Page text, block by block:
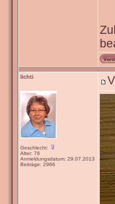
lichti
Geschlecht:
Alter: 76
Anmeldungsdatum: 29.07.2013
Beiträge: 2966